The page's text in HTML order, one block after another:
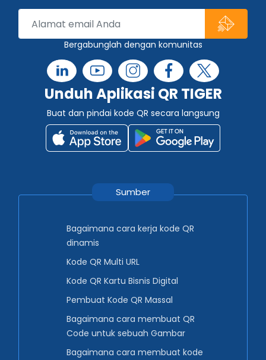
Bergabunglah dengan komunitas
Unduh Aplikasi QR TIGER
Buat dan pindai kode QR secara langsung
Sumber
Bagaimana cara kerja kode QR
dinamis
Kode QR Multi URL
Kode QR Kartu Bisnis Digital
Pembuat Kode QR Massal
Bagaimana cara membuat QR
Code untuk sebuah Gambar
Bagaimana cara membuat kode